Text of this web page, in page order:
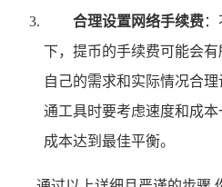
合理设置网络手续费
下，提币的手续费可能会
自己的需求和实际情况合
通工具时要考虑速度和成
成本达到最佳平衡。